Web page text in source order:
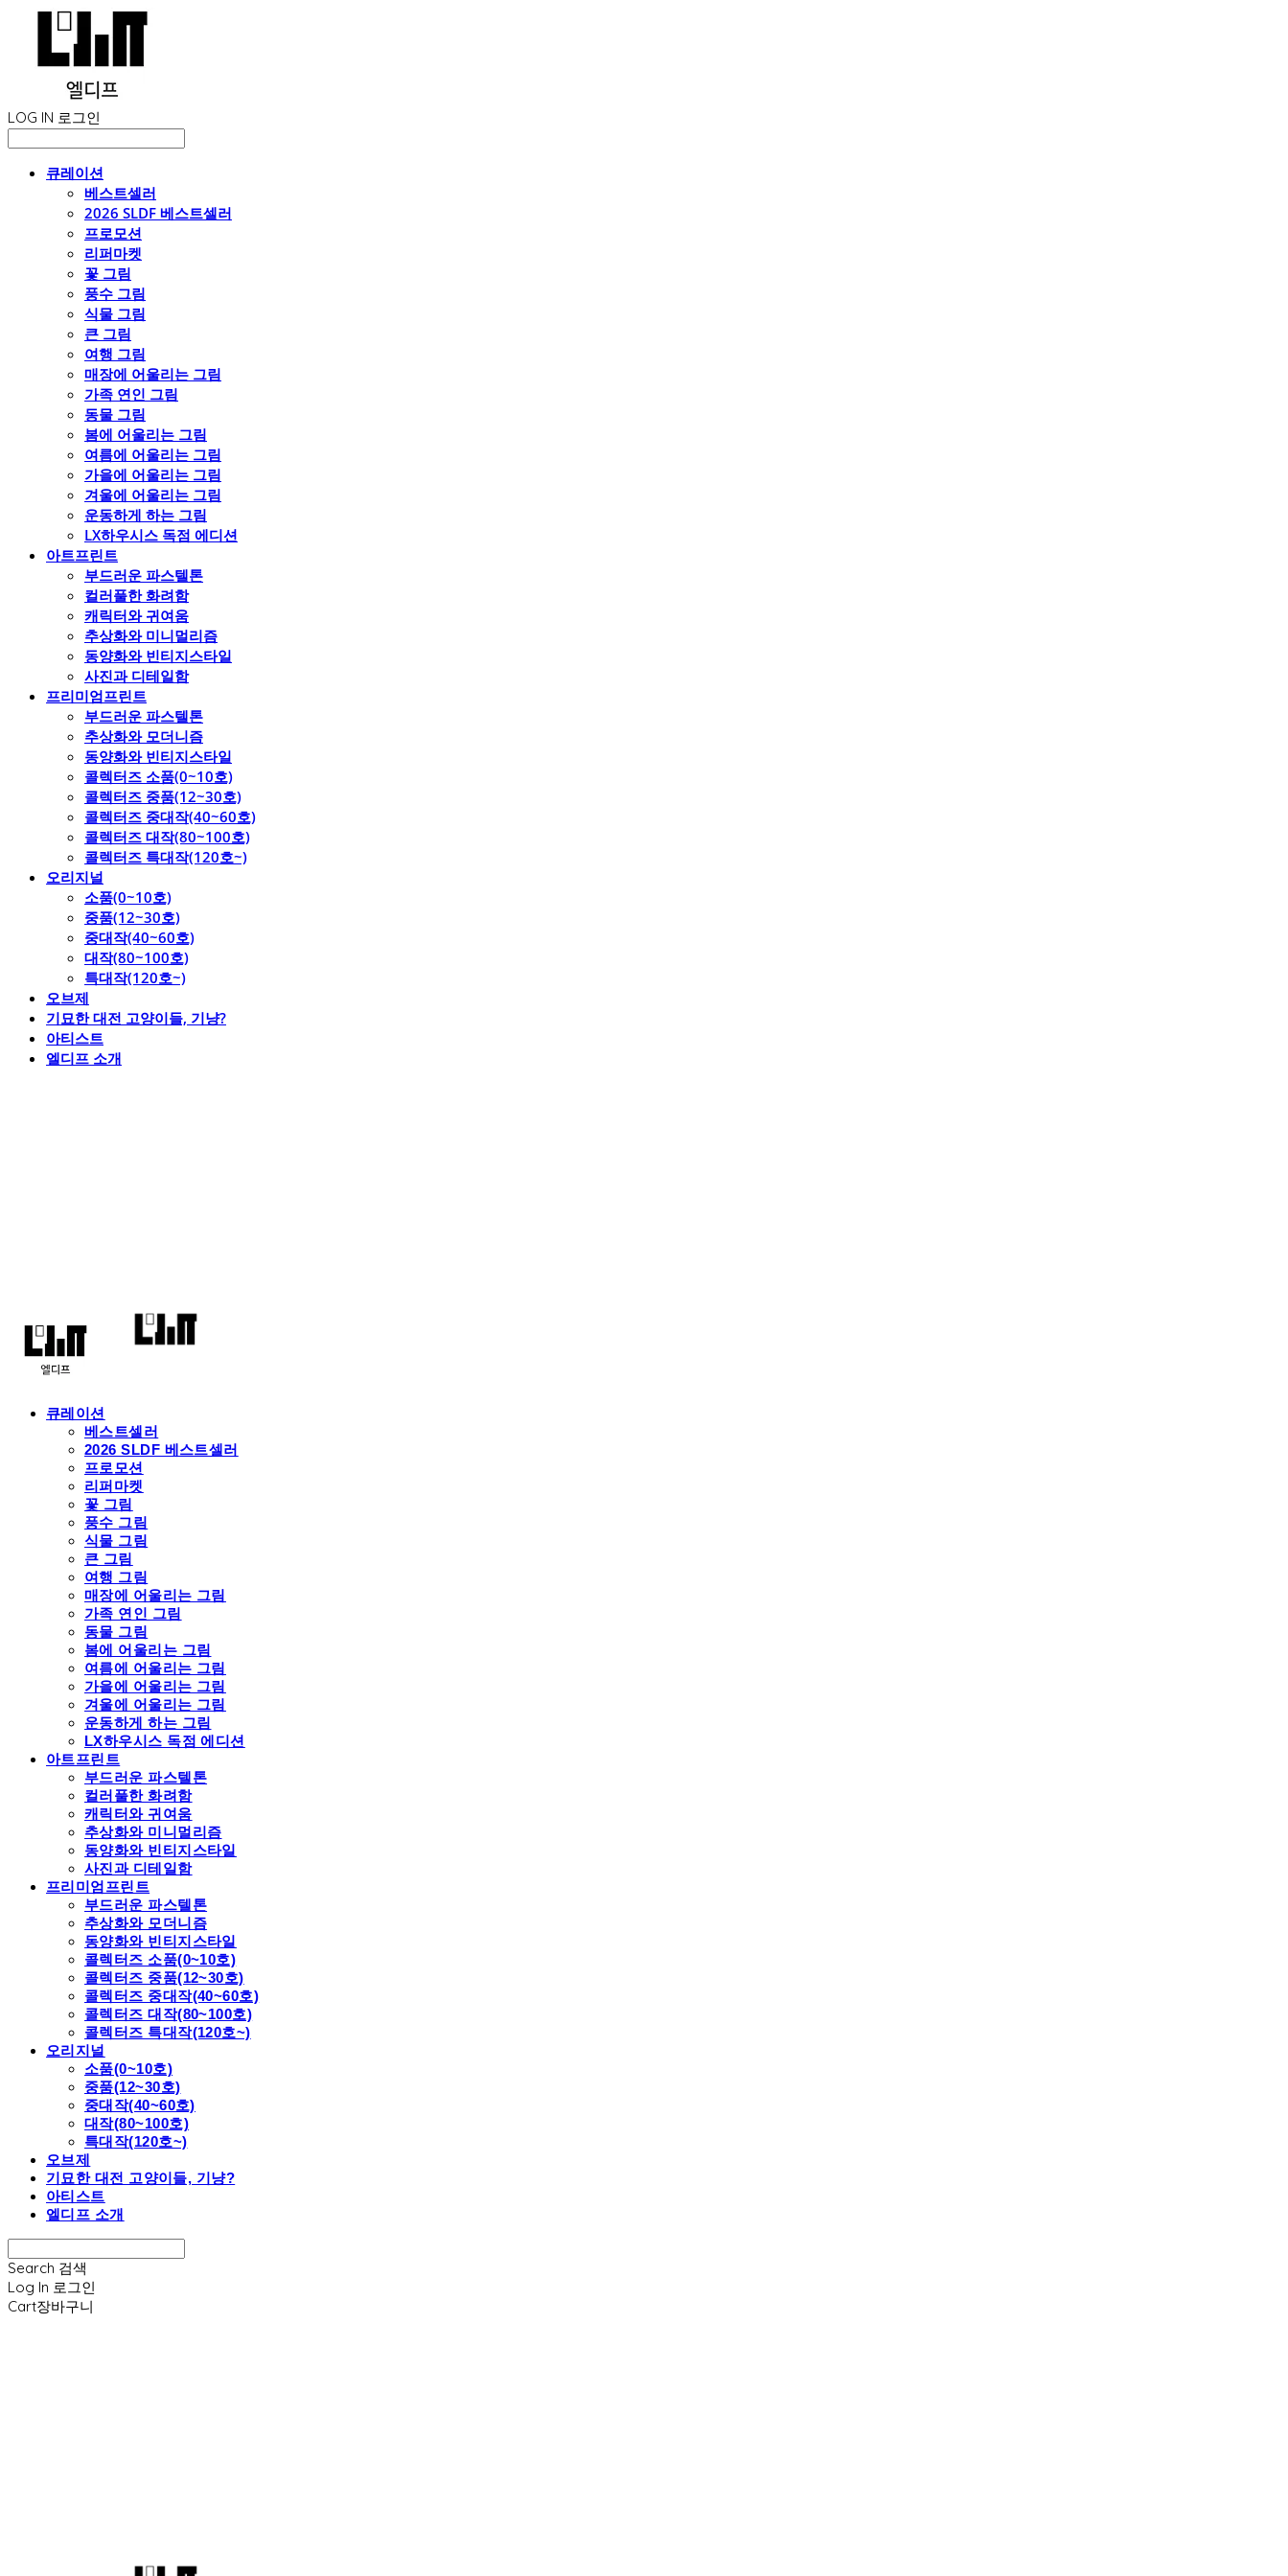
LOG IN 로그인
큐레이션
베스트셀러
2026 SLDF 베스트셀러
프로모션
리퍼마켓
꽃 그림
풍수 그림
식물 그림
큰 그림
여행 그림
매장에 어울리는 그림
가족 연인 그림
동물 그림
봄에 어울리는 그림
여름에 어울리는 그림
가을에 어울리는 그림
겨울에 어울리는 그림
운동하게 하는 그림
LX하우시스 독점 에디션
아트프린트
부드러운 파스텔톤
컬러풀한 화려함
캐릭터와 귀여움
추상화와 미니멀리즘
동양화와 빈티지스타일
사진과 디테일함
프리미엄프린트
부드러운 파스텔톤
추상화와 모더니즘
동양화와 빈티지스타일
콜렉터즈 소품(0~10호)
콜렉터즈 중품(12~30호)
콜렉터즈 중대작(40~60호)
콜렉터즈 대작(80~100호)
콜렉터즈 특대작(120호~)
오리지널
소품(0~10호)
중품(12~30호)
중대작(40~60호)
대작(80~100호)
특대작(120호~)
오브제
기묘한 대전 고양이들, 기냥?
아티스트
엘디프 소개
큐레이션
베스트셀러
2026 SLDF 베스트셀러
프로모션
리퍼마켓
꽃 그림
풍수 그림
식물 그림
큰 그림
여행 그림
매장에 어울리는 그림
가족 연인 그림
동물 그림
봄에 어울리는 그림
여름에 어울리는 그림
가을에 어울리는 그림
겨울에 어울리는 그림
운동하게 하는 그림
LX하우시스 독점 에디션
아트프린트
부드러운 파스텔톤
컬러풀한 화려함
캐릭터와 귀여움
추상화와 미니멀리즘
동양화와 빈티지스타일
사진과 디테일함
프리미엄프린트
부드러운 파스텔톤
추상화와 모더니즘
동양화와 빈티지스타일
콜렉터즈 소품(0~10호)
콜렉터즈 중품(12~30호)
콜렉터즈 중대작(40~60호)
콜렉터즈 대작(80~100호)
콜렉터즈 특대작(120호~)
오리지널
소품(0~10호)
중품(12~30호)
중대작(40~60호)
대작(80~100호)
특대작(120호~)
오브제
기묘한 대전 고양이들, 기냥?
아티스트
엘디프 소개
Search 검색
Log In 로그인
Cart장바구니